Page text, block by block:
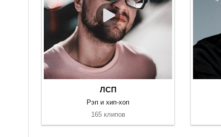
ЛСП
Рэп и хип-хоп
165 клипов